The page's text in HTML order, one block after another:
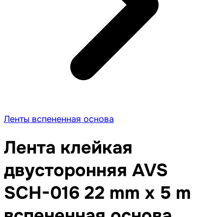
Ленты вспененная основа
Лента клейкая
двусторонняя AVS
SCH-016 22 mm x 5 m